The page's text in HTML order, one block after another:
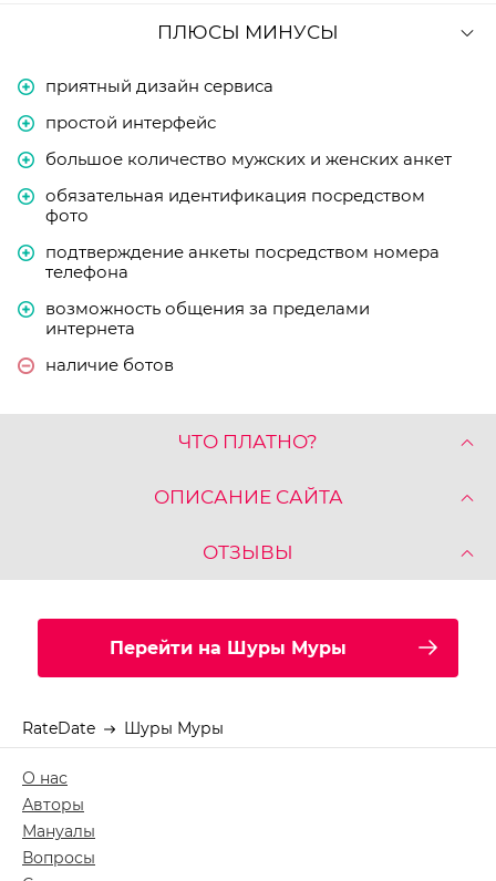
ПЛЮСЫ МИНУСЫ
приятный дизайн сервиса
простой интерфейс
большое количество мужских и женских анкет
обязательная идентификация посредством
фото
подтверждение анкеты посредством номера
телефона
возможность общения за пределами
интернета
наличие ботов
ЧТО ПЛАТНО?
ОПИСАНИЕ САЙТА
ОТЗЫВЫ
Перейти на Шуры Муры
RateDate Шуры Муры
О нас
Авторы
Мануалы
Вопросы